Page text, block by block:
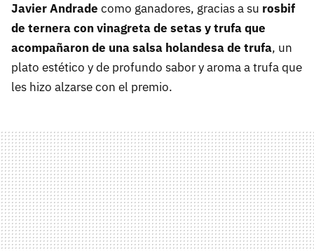
Javier Andrade como ganadores, gracias a su rosbif
de ternera con vinagreta de setas y trufa que
acompañaron de una salsa holandesa de trufa, un
plato estético y de profundo sabor y aroma a trufa que
les hizo alzarse con el premio.